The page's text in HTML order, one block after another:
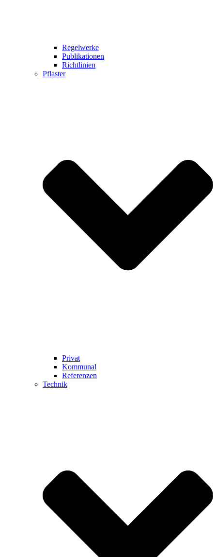
Regelwerke
Publikationen
Richtlinien
Pflaster
Privat
Kommunal
Referenzen
Technik